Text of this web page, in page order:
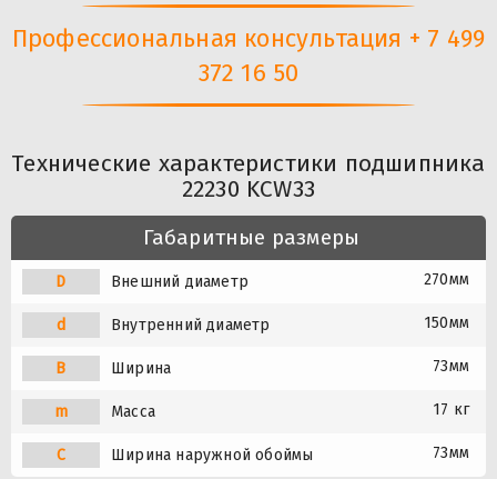
Профессиональная консультация + 7 499
372 16 50
Технические характеристики подшипника
22230 KCW33
Габаритные размеры
D Внешний диаметр 270мм
d Внутренний диаметр 150мм
B Ширина 73мм
m Масса 17 кг
C Ширина наружной обоймы 73мм